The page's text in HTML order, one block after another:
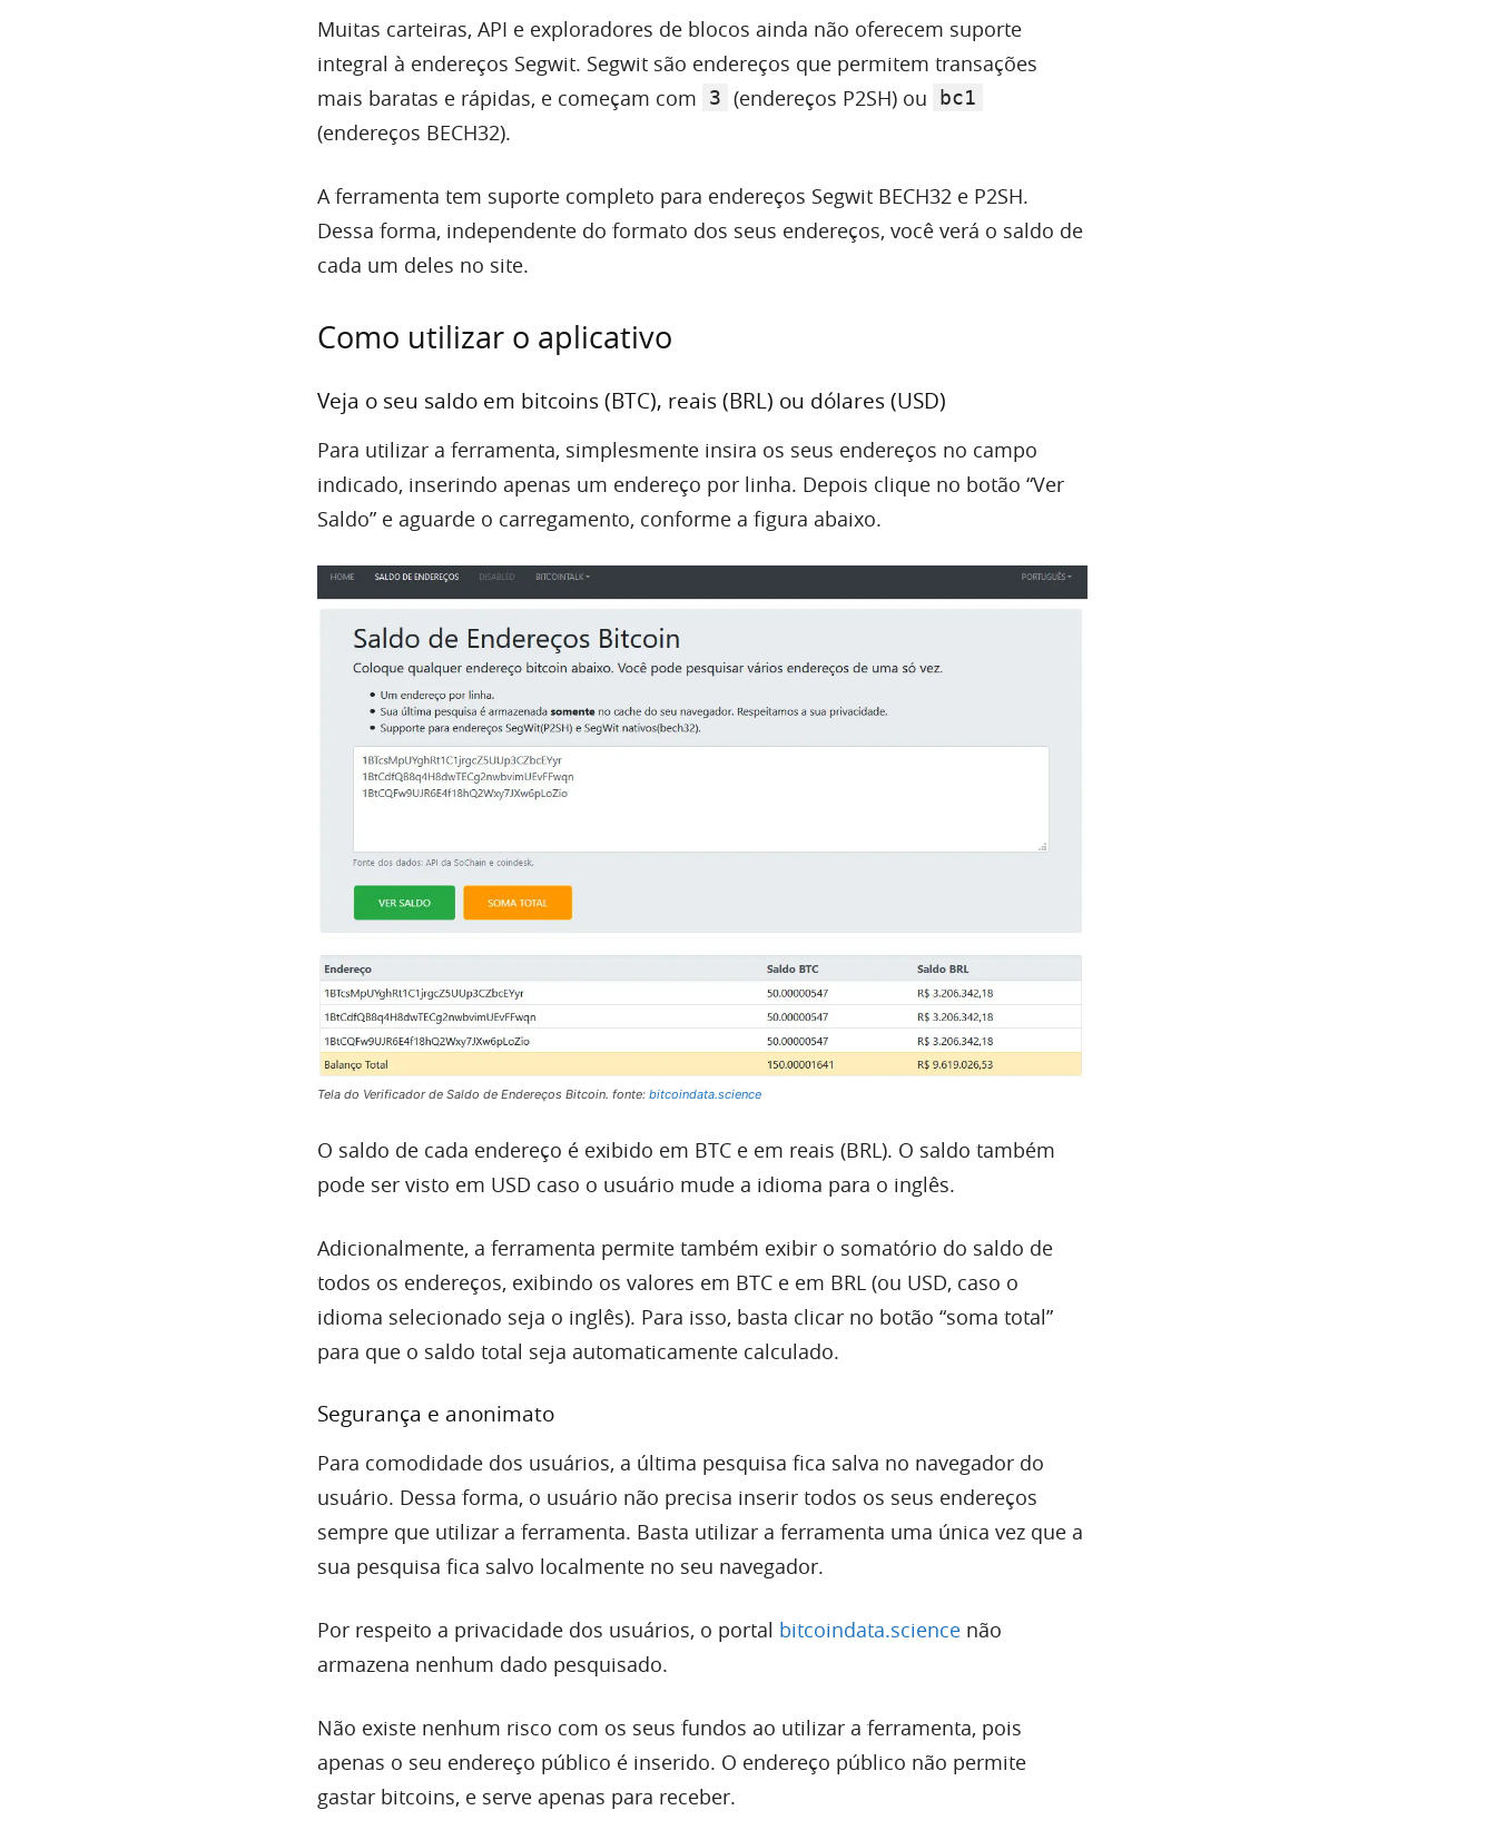
Muitas carteiras, API e exploradores de blocos ainda não oferecem suporte
integral à endereços Segwit. Segwit são endereços que permitem transações
mais baratas e rápidas, e começam com
3 (endereços P2SH) ou bc1
(endereços BECH32).
A ferramenta tem suporte completo para endereços Segwit BECH32 e P2SH.
Dessa forma, independente do formato dos seus endereços, você verá o saldo de
cada um deles no site.
Como utilizar o aplicativo
Veja o seu saldo em bitcoins (BTC), reais (BRL) ou dólares (USD)
Para utilizar a ferramenta, simplesmente insira os seus endereços no campo
indicado, inserindo apenas um endereço por linha. Depois clique no botão “Ver
Saldo” e aguarde o carregamento, conforme a figura abaixo.
Tela do Verificador de Saldo de Endereços Bitcoin. fonte: bitcoindata.science
O saldo de cada endereço é exibido em BTC e em reais (BRL). O saldo também
pode ser visto em USD caso o usuário mude a idioma para o inglês.
Adicionalmente, a ferramenta permite também exibir o somatório do saldo de
todos os endereços, exibindo os valores em BTC e em BRL (ou USD, caso o
idioma selecionado seja o inglês). Para isso, basta clicar no botão “soma total”
para que o saldo total seja automaticamente calculado.
Segurança e anonimato
Para comodidade dos usuários, a última pesquisa fica salva no navegador do
usuário. Dessa forma, o usuário não precisa inserir todos os seus endereços
sempre que utilizar a ferramenta. Basta utilizar a ferramenta uma única vez que a
sua pesquisa fica salvo localmente no seu navegador.
Por respeito a privacidade dos usuários, o portal bitcoindata.science não
armazena nenhum dado pesquisado.
Não existe nenhum risco com os seus fundos ao utilizar a ferramenta, pois
apenas o seu endereço público é inserido. O endereço público não permite
gastar bitcoins, e serve apenas para receber.